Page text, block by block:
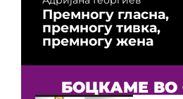
Премногу гласна,
премногу тивка,
премногу жена
БОЦКАМЕ ВО